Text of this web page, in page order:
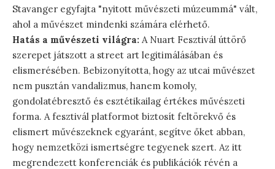
Stavanger egyfajta "nyitott művészeti múzeummá" vált,
ahol a művészet mindenki számára elérhető.
Hatás a művészeti világra: A Nuart Fesztivál úttörő
szerepet játszott a street art legitimálásában és
elismerésében. Bebizonyította, hogy az utcai művészet
nem pusztán vandalizmus, hanem komoly,
gondolatébresztő és esztétikailag értékes művészeti
forma. A fesztivál platformot biztosít feltörekvő és
elismert művészeknek egyaránt, segítve őket abban,
hogy nemzetközi ismertségre tegyenek szert. Az itt
megrendezett konferenciák és publikációk révén a